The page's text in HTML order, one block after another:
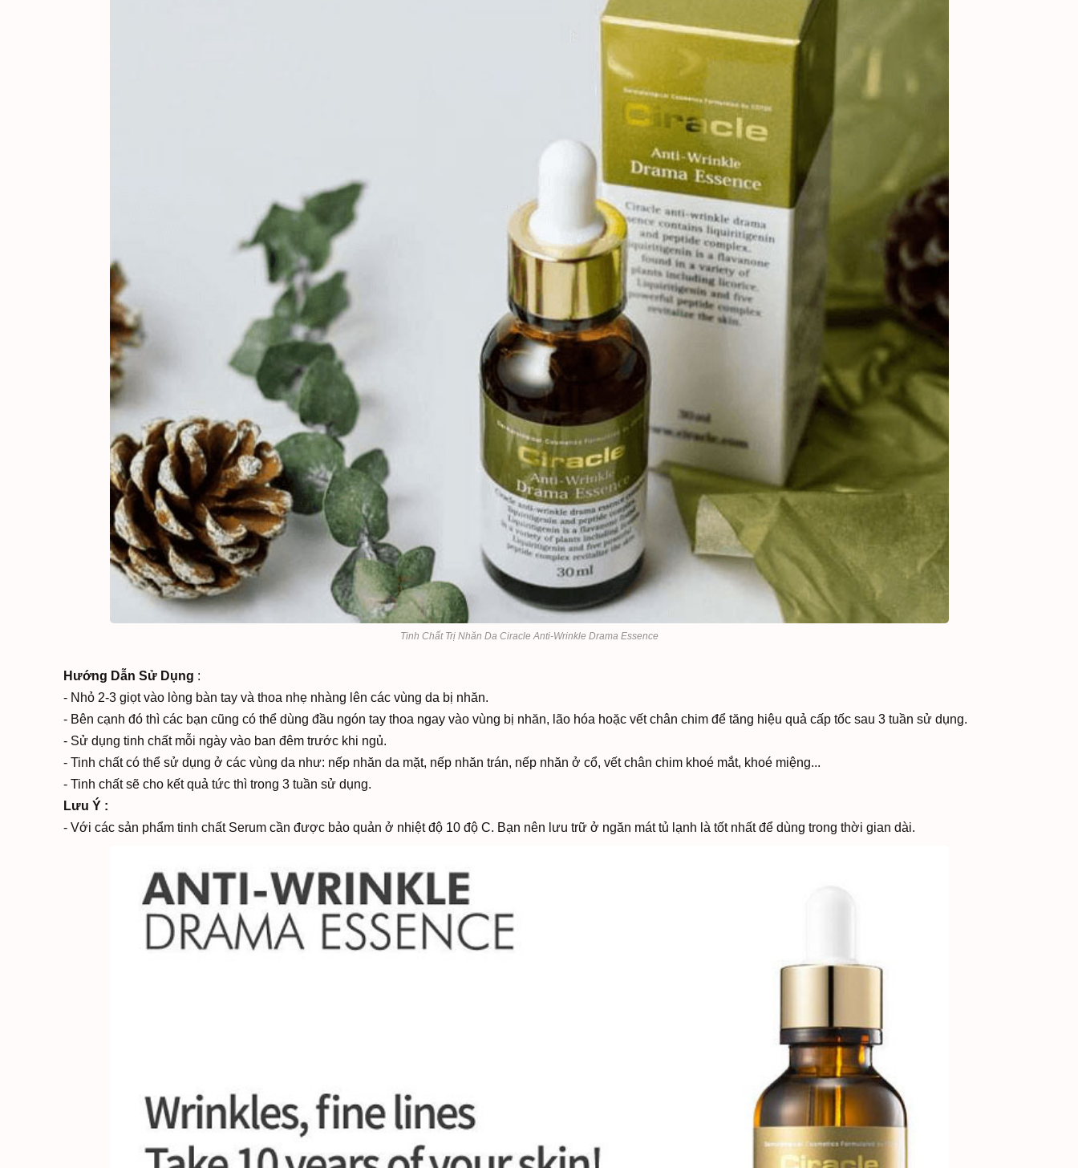
Tinh Chất Trị Nhăn Da Ciracle Anti-Wrinkle Drama Essence
Hướng Dẫn Sử Dụng :
- Nhỏ 2-3 giọt vào lòng bàn tay và thoa nhẹ nhàng lên các vùng da bị nhăn.
- Bên cạnh đó thì các bạn cũng có thể dùng đầu ngón tay thoa ngay vào vùng bị nhăn, lão hóa hoặc vết chân chim để tăng hiệu quả cấp tốc sau 3 tuần sử dụng.
- Sử dụng tinh chất mỗi ngày vào ban đêm trước khi ngủ.
- Tinh chất có thể sử dụng ở các vùng da như: nếp nhăn da mặt, nếp nhăn trán, nếp nhăn ở cổ, vết chân chim khoé mắt, khoé miệng...
- Tinh chất sẽ cho kết quả tức thì trong 3 tuần sử dụng.
Lưu Ý :
- Với các sản phẩm tinh chất Serum cần được bảo quản ở nhiệt độ 10 độ C. Bạn nên lưu trữ ở ngăn mát tủ lạnh là tốt nhất để dùng trong thời gian dài.